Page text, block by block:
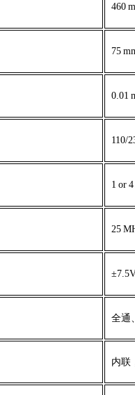
460
75
0.01
110/
1 or 4
25
全通
内联